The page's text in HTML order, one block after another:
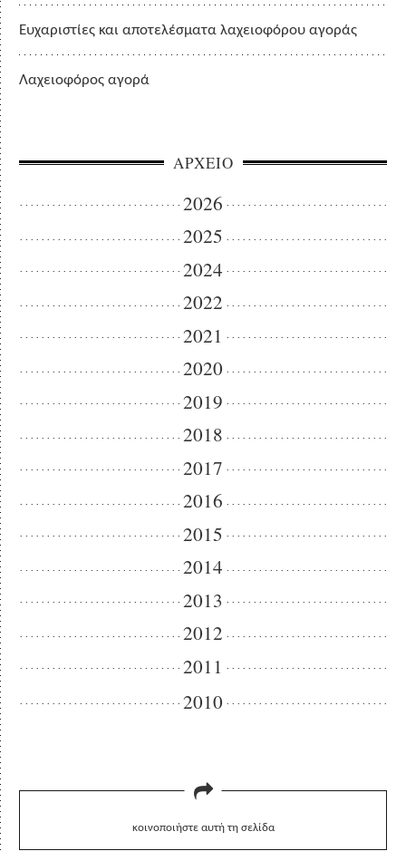
Ευχαριστίες και αποτελέσματα λαχειοφόρου αγοράς
Λαχειοφόρος αγορά
ΑΡΧΕΙΟ
2026
2025
2024
2022
2021
2020
2019
2018
2017
2016
2015
2014
2013
2012
2011
2010
κοινοποιήστε αυτή τη σελίδα